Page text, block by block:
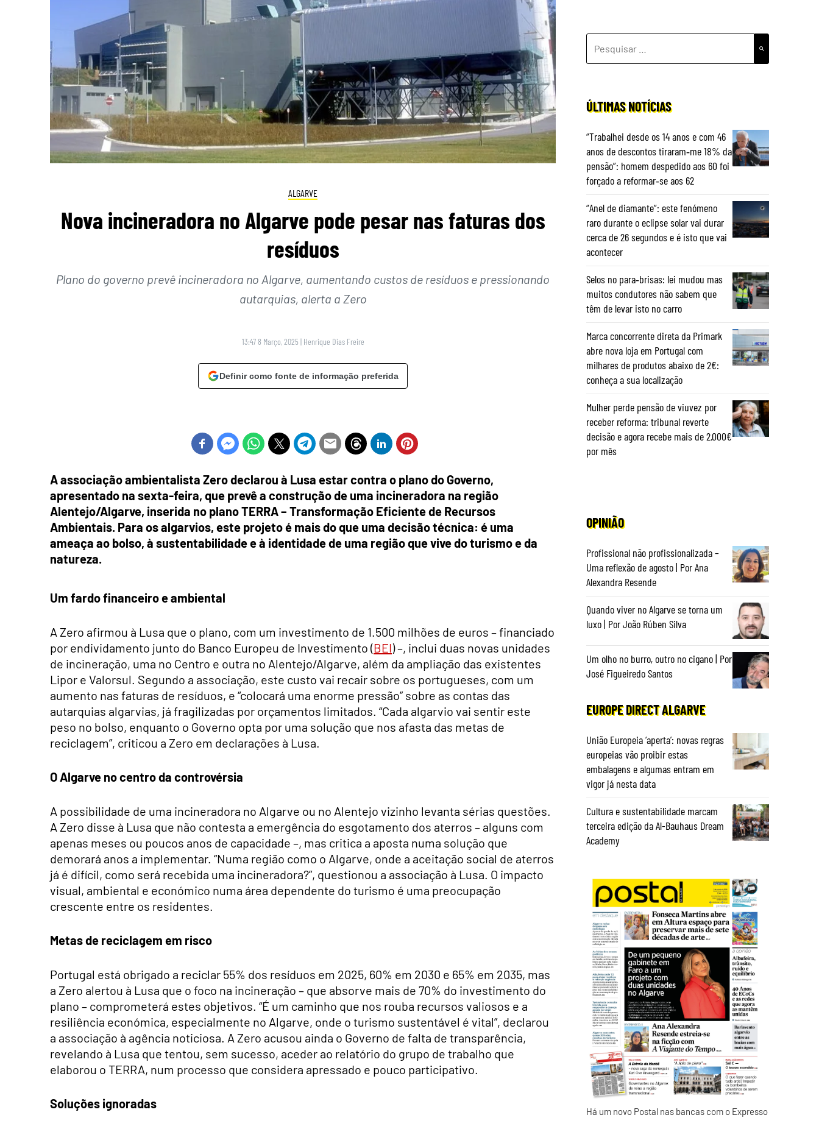
ALGARVE
Nova incineradora no Algarve pode pesar nas faturas dos
resíduos
Plano do governo prevê incineradora no Algarve, aumentando custos de resíduos e pressionando
autarquias, alerta a Zero
13:47 8 Março, 2025 | Henrique Dias Freire
Definir como fonte de informação preferida
A associação ambientalista Zero declarou à Lusa estar contra o plano do Governo,
apresentado na sexta-feira, que prevê a construção de uma incineradora na região
Alentejo/Algarve, inserida no plano TERRA – Transformação Eficiente de Recursos
Ambientais. Para os algarvios, este projeto é mais do que uma decisão técnica: é uma
ameaça ao bolso, à sustentabilidade e à identidade de uma região que vive do turismo e da
natureza.
Um fardo financeiro e ambiental
A Zero afirmou à Lusa que o plano, com um investimento de 1.500 milhões de euros – financiado
por endividamento junto do Banco Europeu de Investimento (BEI) –, inclui duas novas unidades
de incineração, uma no Centro e outra no Alentejo/Algarve, além da ampliação das existentes
Lipor e Valorsul. Segundo a associação, este custo vai recair sobre os portugueses, com um
aumento nas faturas de resíduos, e “colocará uma enorme pressão” sobre as contas das
autarquias algarvias, já fragilizadas por orçamentos limitados. “Cada algarvio vai sentir este
peso no bolso, enquanto o Governo opta por uma solução que nos afasta das metas de
reciclagem”, criticou a Zero em declarações à Lusa.
O Algarve no centro da controvérsia
A possibilidade de uma incineradora no Algarve ou no Alentejo vizinho levanta sérias questões.
A Zero disse à Lusa que não contesta a emergência do esgotamento dos aterros – alguns com
apenas meses ou poucos anos de capacidade –, mas critica a aposta numa solução que
demorará anos a implementar. “Numa região como o Algarve, onde a aceitação social de aterros
já é difícil, como será recebida uma incineradora?”, questionou a associação à Lusa. O impacto
visual, ambiental e económico numa área dependente do turismo é uma preocupação
crescente entre os residentes.
Metas de reciclagem em risco
Portugal está obrigado a reciclar 55% dos resíduos em 2025, 60% em 2030 e 65% em 2035, mas
a Zero alertou à Lusa que o foco na incineração – que absorve mais de 70% do investimento do
plano – comprometerá estes objetivos. “É um caminho que nos rouba recursos valiosos e a
resiliência económica, especialmente no Algarve, onde o turismo sustentável é vital”, declarou
a associação à agência noticiosa. A Zero acusou ainda o Governo de falta de transparência,
revelando à Lusa que tentou, sem sucesso, aceder ao relatório do grupo de trabalho que
elaborou o TERRA, num processo que considera apressado e pouco participativo.
Soluções ignoradas
POR:
ÚLTIMAS NOTÍCIAS
“Trabalhei desde os 14 anos e com 46
anos de descontos tiraram‑me 18% da
pensão”: homem despedido aos 60 foi
forçado a reformar‑se aos 62
“Anel de diamante”: este fenómeno
raro durante o eclipse solar vai durar
cerca de 26 segundos e é isto que vai
acontecer
Selos no para‑brisas: lei mudou mas
muitos condutores não sabem que
têm de levar isto no carro
Marca concorrente direta da Primark
abre nova loja em Portugal com
milhares de produtos abaixo de 2€:
conheça a sua localização
Mulher perde pensão de viuvez por
receber reforma: tribunal reverte
decisão e agora recebe mais de 2.000€
por mês
OPINIÃO
Profissional não profissionalizada –
Uma reflexão de agosto | Por Ana
Alexandra Resende
Quando viver no Algarve se torna um
luxo | Por João Rúben Silva
Um olho no burro, outro no cigano | Por
José Figueiredo Santos
EUROPE DIRECT ALGARVE
União Europeia ‘aperta’: novas regras
europeias vão proibir estas
embalagens e algumas entram em
vigor já nesta data
Cultura e sustentabilidade marcam
terceira edição da Al-Bauhaus Dream
Academy
Há um novo Postal nas bancas com o Expresso